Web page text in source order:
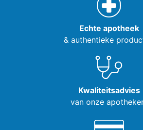
Echte apotheek
& authentieke
Kwaliteitsadvies
van onze